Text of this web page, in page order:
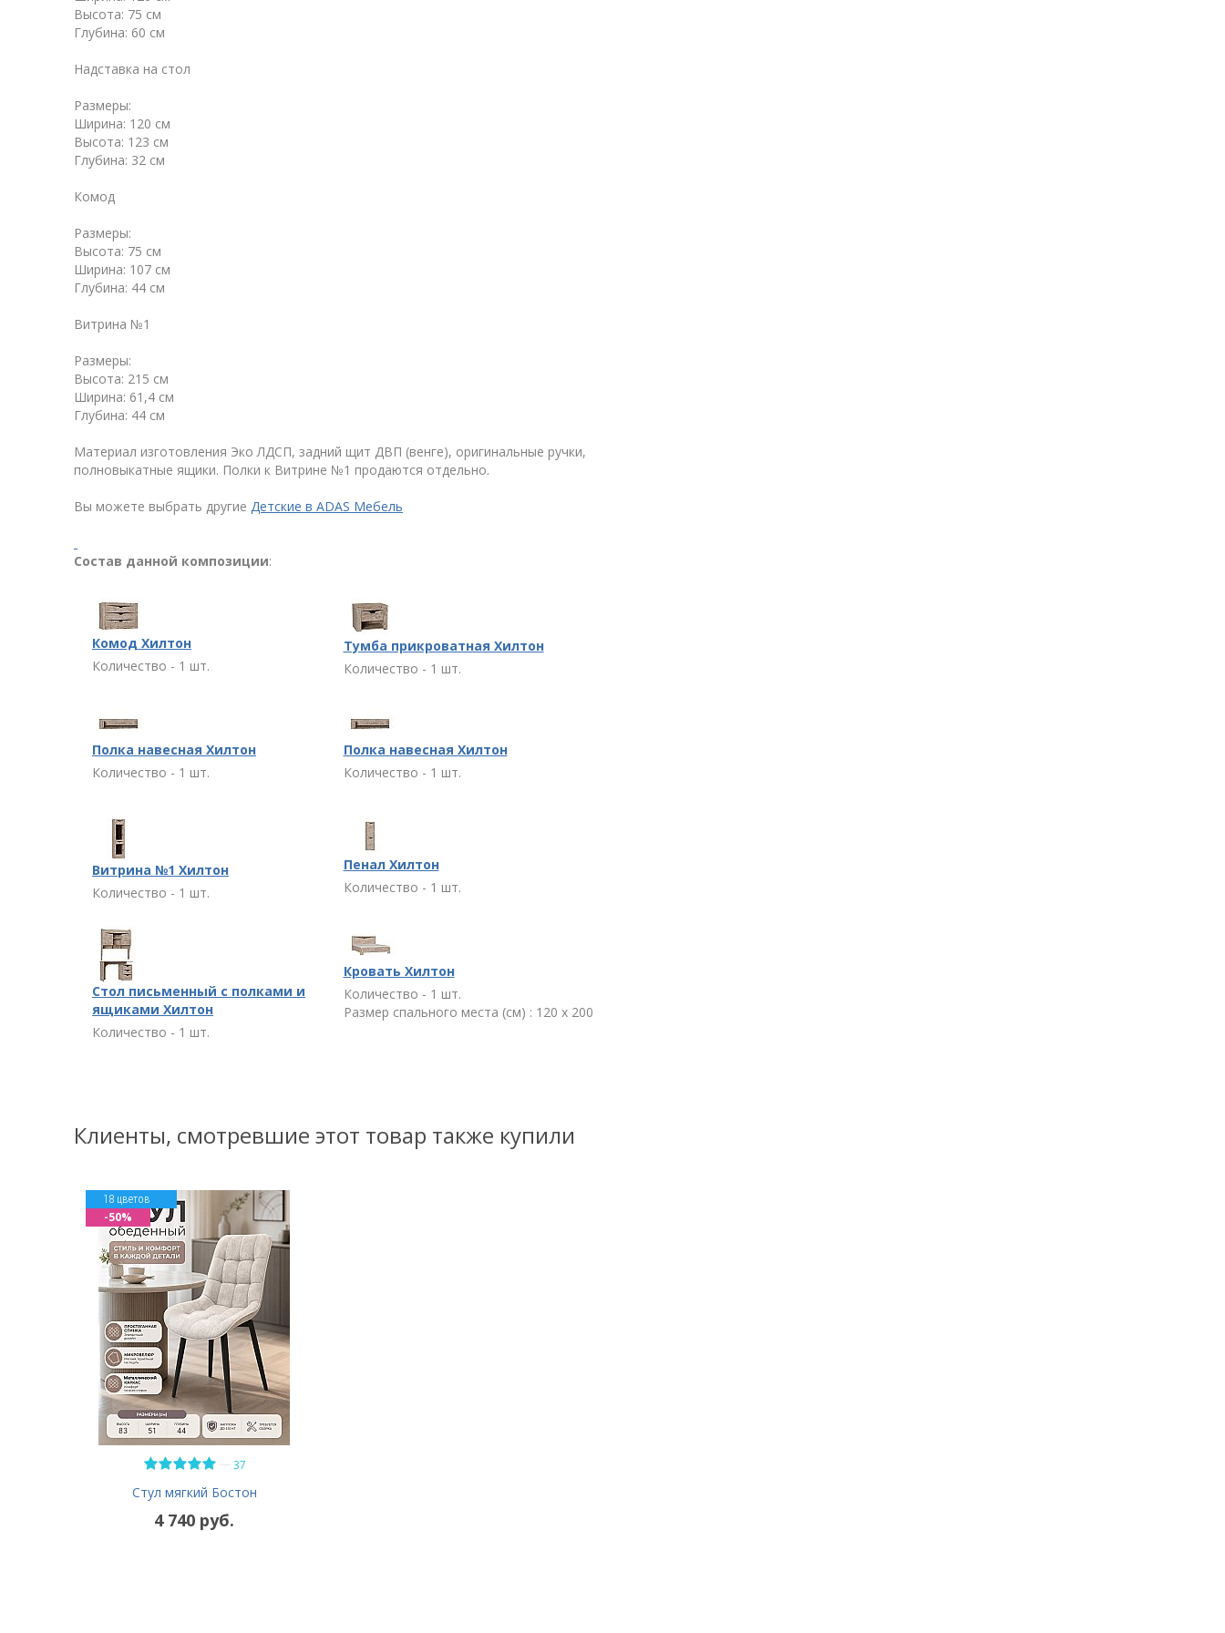
Высота: 75 см
Глубина: 60 см
Надставка на стол
Размеры:
Ширина: 120 см
Высота: 123 см
Глубина: 32 см
Комод
Размеры:
Высота: 75 см
Ширина: 107 см
Глубина: 44 см
Витрина №1
Размеры:
Высота: 215 см
Ширина: 61,4 см
Глубина: 44 см
Материал изготовления Эко ЛДСП, задний щит ДВП (венге), оригинальные ручки,
полновыкатные ящики. Полки к Витрине №1 продаются отдельно.
Вы можете выбрать другие Детские в ADAS Мебель
Состав данной композиции:
Комод Хилтон
Количество - 1 шт.
Тумба прикроватная Хилтон
Количество - 1 шт.
Полка навесная Хилтон
Количество - 1 шт.
Полка навесная Хилтон
Количество - 1 шт.
Витрина №1 Хилтон
Количество - 1 шт.
Пенал Хилтон
Количество - 1 шт.
Стол письменный с полками и
ящиками Хилтон
Количество - 1 шт.
Кровать Хилтон
Количество - 1 шт.
Размер спального места (см) : 120 x 200
Клиенты, смотревшие этот товар также купили
— 37
Стул мягкий Бостон
18 цветов
4 740 руб.
-50%